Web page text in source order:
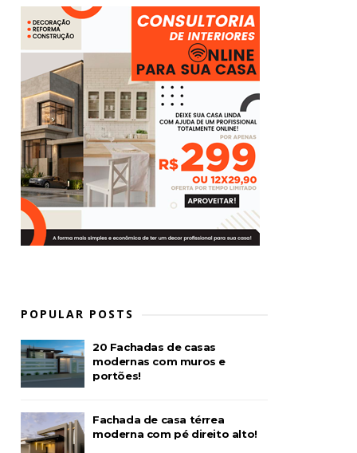
POPULAR POSTS
20 Fachadas de casas
modernas com muros e
portões!
Fachada de casa térrea
moderna com pé direito alto!